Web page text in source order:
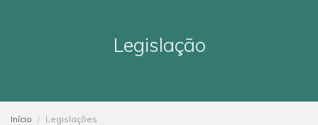
Legislação
Início Legislações